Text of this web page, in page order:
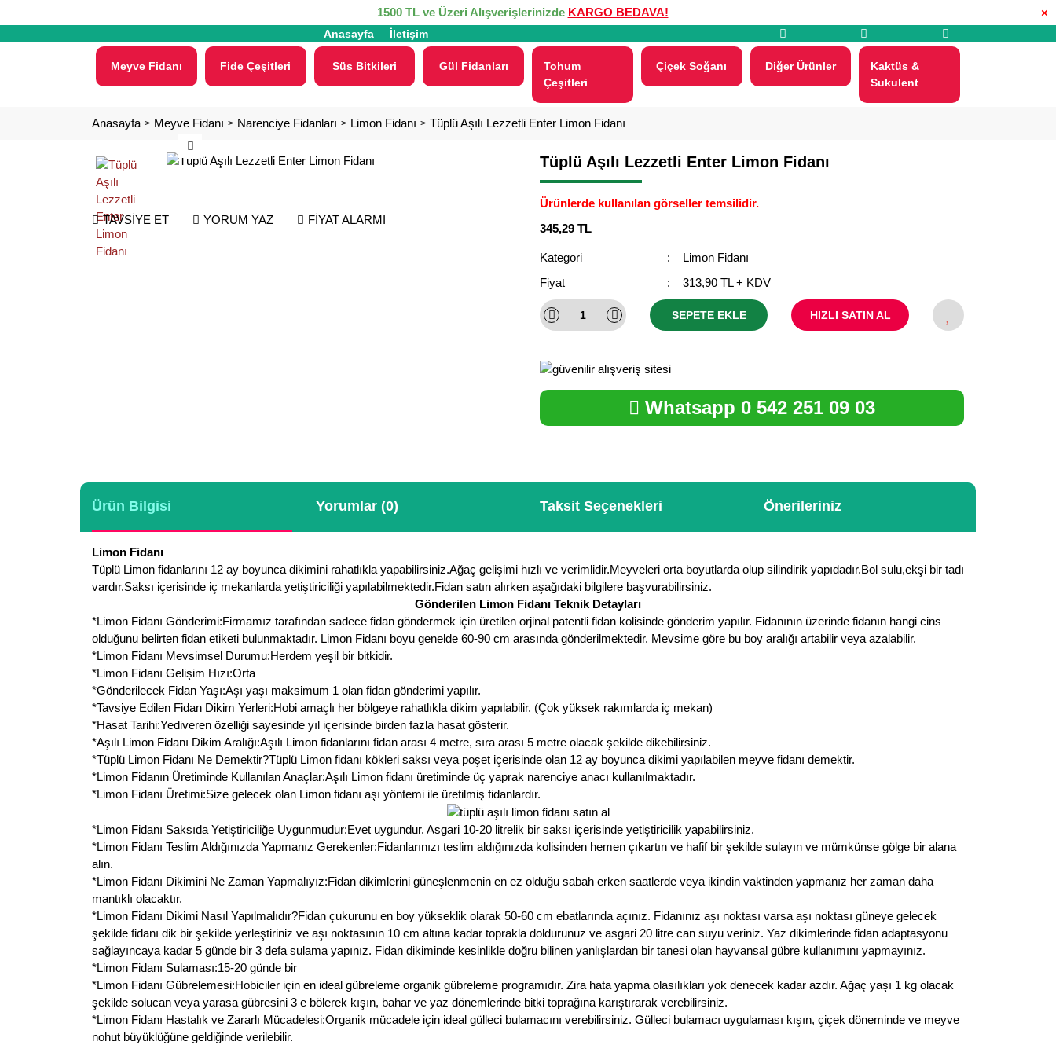
×
1500 TL ve Üzeri Alışverişlerinizde KARGO BEDAVA!
Anasayfa İletişim
Meyve Fidanı Fide Çeşitleri Süs Bitkileri Gül Fidanları
Tohum
Çeşitleri
Çiçek Soğanı Diğer Ürünler
Kaktüs &
Sukulent
Anasayfa Meyve Fidanı Narenciye Fidanları Limon Fidanı Tüplü Aşılı Lezzetli Enter Limon Fidanı
TAVSİYE ET YORUM YAZ FİYAT ALARMI
Tüplü Aşılı Lezzetli Enter Limon Fidanı
Ürünlerde kullanılan görseller temsilidir.
345,29 TL
Kategori
Limon Fidanı
Fiyat
313,90 TL + KDV
SEPETE EKLE HIZLI SATIN AL
Whatsapp 0 542 251 09 03
Ürün Bilgisi Yorumlar (0) Taksit Seçenekleri Önerileriniz
Limon Fidanı
Tüplü Limon fidanlarını 12 ay boyunca dikimini rahatlıkla yapabilirsiniz.Ağaç gelişimi hızlı ve verimlidir.Meyveleri orta boyutlarda olup silindirik yapıdadır.Bol sulu,ekşi bir tadı
vardır.Saksı içerisinde iç mekanlarda yetiştiriciliği yapılabilmektedir.Fidan satın alırken aşağıdaki bilgilere başvurabilirsiniz.
Gönderilen Limon Fidanı Teknik Detayları
*Limon Fidanı Gönderimi:Firmamız tarafından sadece fidan göndermek için üretilen orjinal patentli fidan kolisinde gönderim yapılır. Fidanının üzerinde fidanın hangi cins
olduğunu belirten fidan etiketi bulunmaktadır. Limon Fidanı boyu genelde 60-90 cm arasında gönderilmektedir. Mevsime göre bu boy aralığı artabilir veya azalabilir.
*Limon Fidanı Mevsimsel Durumu:Herdem yeşil bir bitkidir.
*Limon Fidanı Gelişim Hızı:Orta
*Gönderilecek Fidan Yaşı:Aşı yaşı maksimum 1 olan fidan gönderimi yapılır.
*Tavsiye Edilen Fidan Dikim Yerleri:Hobi amaçlı her bölgeye rahatlıkla dikim yapılabilir. (Çok yüksek rakımlarda iç mekan)
*Hasat Tarihi:Yediveren özelliği sayesinde yıl içerisinde birden fazla hasat gösterir.
*Aşılı Limon Fidanı Dikim Aralığı:Aşılı Limon fidanlarını fidan arası 4 metre, sıra arası 5 metre olacak şekilde dikebilirsiniz.
*Tüplü Limon Fidanı Ne Demektir?Tüplü Limon fidanı kökleri saksı veya poşet içerisinde olan 12 ay boyunca dikimi yapılabilen meyve fidanı demektir.
*Limon Fidanın Üretiminde Kullanılan Anaçlar:Aşılı Limon fidanı üretiminde üç yaprak narenciye anacı kullanılmaktadır.
*Limon Fidanı Üretimi:Size gelecek olan Limon fidanı aşı yöntemi ile üretilmiş fidanlardır.
*Limon Fidanı Saksıda Yetiştiriciliğe Uygunmudur:Evet uygundur. Asgari 10-20 litrelik bir saksı içerisinde yetiştiricilik yapabilirsiniz.
*Limon Fidanı Teslim Aldığınızda Yapmanız Gerekenler:Fidanlarınızı teslim aldığınızda kolisinden hemen çıkartın ve hafif bir şekilde sulayın ve mümkünse gölge bir alana
alın.
*Limon Fidanı Dikimini Ne Zaman Yapmalıyız:Fidan dikimlerini güneşlenmenin en ez olduğu sabah erken saatlerde veya ikindin vaktinden yapmanız her zaman daha
mantıklı olacaktır.
*Limon Fidanı Dikimi Nasıl Yapılmalıdır?Fidan çukurunu en boy yükseklik olarak 50-60 cm ebatlarında açınız. Fidanınız aşı noktası varsa aşı noktası güneye gelecek
şekilde fidanı dik bir şekilde yerleştiriniz ve aşı noktasının 10 cm altına kadar toprakla doldurunuz ve asgari 20 litre can suyu veriniz. Yaz dikimlerinde fidan adaptasyonu
sağlayıncaya kadar 5 günde bir 3 defa sulama yapınız. Fidan dikiminde kesinlikle doğru bilinen yanlışlardan bir tanesi olan hayvansal gübre kullanımını yapmayınız.
*Limon Fidanı Sulaması:15-20 günde bir
*Limon Fidanı Gübrelemesi:Hobiciler için en ideal gübreleme organik gübreleme programıdır. Zira hata yapma olasılıkları yok denecek kadar azdır. Ağaç yaşı 1 kg olacak
şekilde solucan veya yarasa gübresini 3 e bölerek kışın, bahar ve yaz dönemlerinde bitki toprağına karıştırarak verebilirsiniz.
*Limon Fidanı Hastalık ve Zararlı Mücadelesi:Organik mücadele için ideal gülleci bulamacını verebilirsiniz. Gülleci bulamacı uygulaması kışın, çiçek döneminde ve meyve
nohut büyüklüğüne geldiğinde verilebilir.